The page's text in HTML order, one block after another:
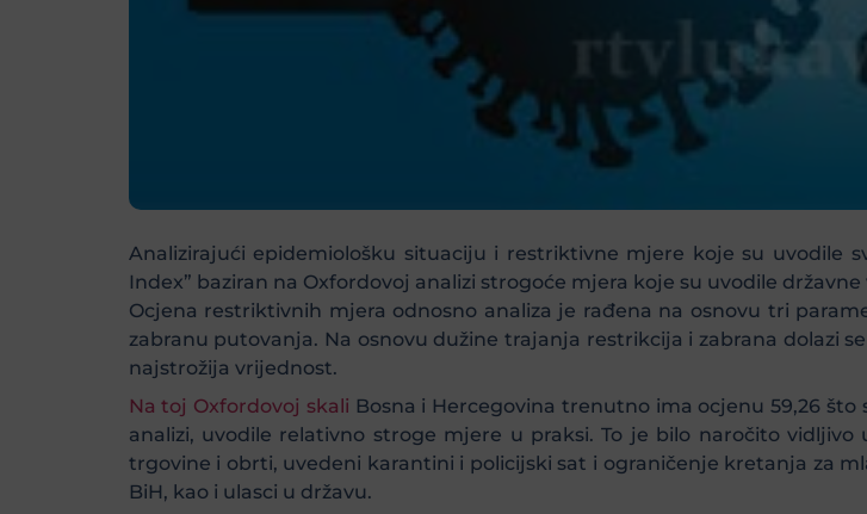
Analizirajući epidemiološku situaciju i restriktivne mjere koje su uvodile
Index” baziran na Oxfordovoj analizi strogoće mjera koje su uvodile državne
Ocjena restriktivnih mjera odnosno analiza je rađena na osnovu tri
zabranu putovanja. Na osnovu dužine trajanja restrikcija i zabrana dolazi
najstrožija vrijednost.
Na toj Oxfordovoj skali Bosna i Hercegovina trenutno ima ocjenu 59,26
analizi, uvodile relativno stroge mjere u praksi. To je bilo naročito
trgovine i obrti, uvedeni karantini i policijski sat i ograničenje kretanja za
BiH, kao i ulasci u državu.